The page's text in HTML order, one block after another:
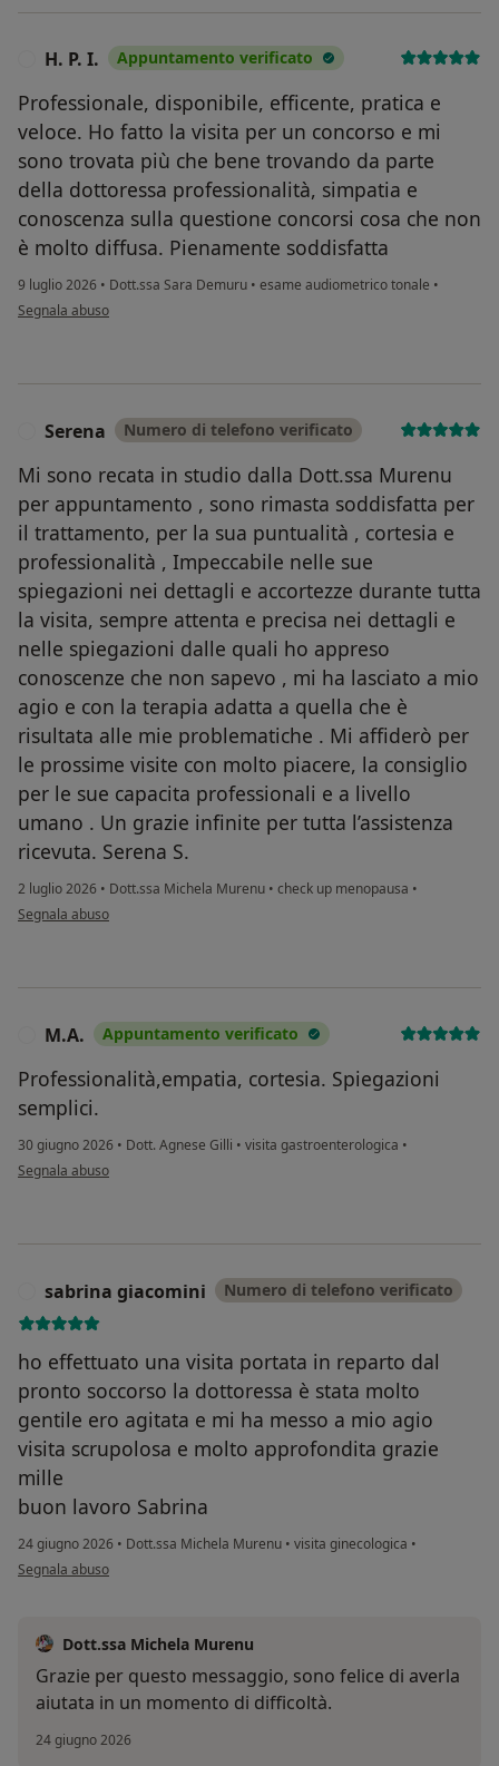
H. P. I. Appuntamento verificato
Professionale, disponibile, efficente, pratica e
veloce. Ho fatto la visita per un concorso e mi
sono trovata più che bene trovando da parte
della dottoressa professionalità, simpatia e
conoscenza sulla questione concorsi cosa che non
è molto diffusa. Pienamente soddisfatta
9 luglio 2026 • Dott.ssa Sara Demuru • esame audiometrico tonale •
secondo l'opinione dell'utente H. P. I.
Segnala abuso
Serena Numero di telefono verificato
Mi sono recata in studio dalla Dott.ssa Murenu
per appuntamento , sono rimasta soddisfatta per
il trattamento, per la sua puntualità , cortesia e
professionalità , Impeccabile nelle sue
spiegazioni nei dettagli e accortezze durante tutta
la visita, sempre attenta e precisa nei dettagli e
nelle spiegazioni dalle quali ho appreso
conoscenze che non sapevo , mi ha lasciato a mio
agio e con la terapia adatta a quella che è
risultata alle mie problematiche . Mi affiderò per
le prossime visite con molto piacere, la consiglio
per le sue capacita professionali e a livello
umano . Un grazie infinite per tutta l’assistenza
ricevuta. Serena S.
2 luglio 2026 • Dott.ssa Michela Murenu • check up menopausa •
secondo l'opinione dell'utente Serena
Segnala abuso
M.A. Appuntamento verificato
Professionalità,empatia, cortesia. Spiegazioni
semplici.
30 giugno 2026 • Dott. Agnese Gilli • visita gastroenterologica •
secondo l'opinione dell'utente M.A.
Segnala abuso
sabrina giacomini Numero di telefono verificato
ho effettuato una visita portata in reparto dal
pronto soccorso la dottoressa è stata molto
gentile ero agitata e mi ha messo a mio agio
visita scrupolosa e molto approfondita grazie
mille
buon lavoro Sabrina
24 giugno 2026 • Dott.ssa Michela Murenu • visita ginecologica •
secondo l'opinione dell'utente sabrina giacomini
Segnala abuso
Dott.ssa Michela Murenu
Grazie per questo messaggio, sono felice di averla
aiutata in un momento di difficoltà.
24 giugno 2026